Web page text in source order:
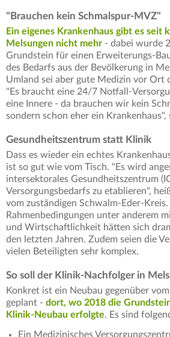
"Brauchen kein Schmalspur-MVZ"
Ein eigenes Krankenhaus gibt es seit
Melsungen nicht mehr - dabei wurde
Grundstein für einen Erweiterungs-
des Bedarfs aus der Bevölkerung in
Umland sei aber gute Medizin vor Ort
"Es braucht eine 24/7 Notfall-
eine Innere - da brauchen wir kein
sondern schon eher ein Krankenhaus",
Gesundheitszentrum statt Klinik
Dass es wieder ein echtes
ist so gut wie vom Tisch. "Es wird
intersektorales Gesundheitszentrum
Versorgungsbedarfs zu etablieren",
vom zuständigen Schwalm-Eder-
Rahmenbedingungen unter anderem
und Wirtschaftlichkeit hätten sich
den letzten Jahren. Zudem seien die
vielen Beteiligten sehr komplex.
So soll der Klinik-Nachfolger in
Konkret ist ein Neubau gegenüber
geplant - dort, wo 2018 die
Klinik-Neubau erfolgte. Es sind
Ein Medizinisches